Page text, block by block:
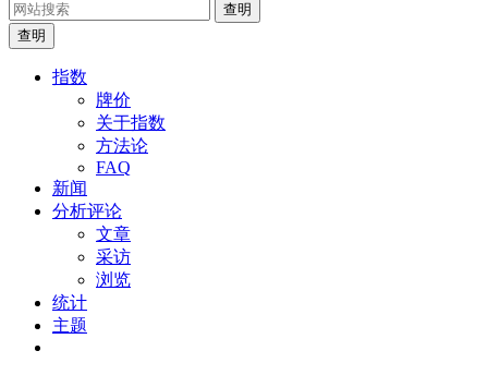
查明
查明
指数
牌价
关于指数
方法论
FAQ
新闻
分析评论
文章
采访
浏览
统计
主题